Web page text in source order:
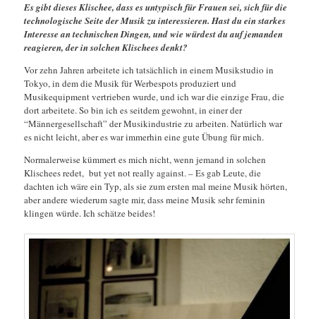
Es gibt dieses Klischee, dass es untypisch für Frauen sei, sich für die
technologische Seite der Musik zu interessieren. Hast du ein starkes
Interesse an technischen Dingen, und wie würdest du auf jemanden
reagieren, der in solchen Klischees denkt?
Vor zehn Jahren arbeitete ich tatsächlich in einem Musikstudio in
Tokyo, in dem die Musik für Werbespots produziert und
Musikequipment vertrieben wurde, und ich war die einzige Frau, die
dort arbeitete. So bin ich es seitdem gewohnt, in einer der
“Männergesellschaft” der Musikindustrie zu arbeiten. Natürlich war
es nicht leicht, aber es war immerhin eine gute Übung für mich.
Normalerweise kümmert es mich nicht, wenn jemand in solchen
Klischees redet, but yet not really against. – Es gab Leute, die
dachten ich wäre ein Typ, als sie zum ersten mal meine Musik hörten,
aber andere wiederum sagte mir, dass meine Musik sehr feminin
klingen würde. Ich schätze beides!